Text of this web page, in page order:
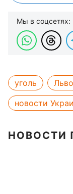
Мы в соцсетях:
уголь
новости
НОВОСТИ